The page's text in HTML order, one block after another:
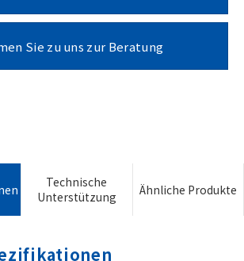
Sie zu uns zur Beratung
Technische
Unterstützung
Ähnliche Produkte